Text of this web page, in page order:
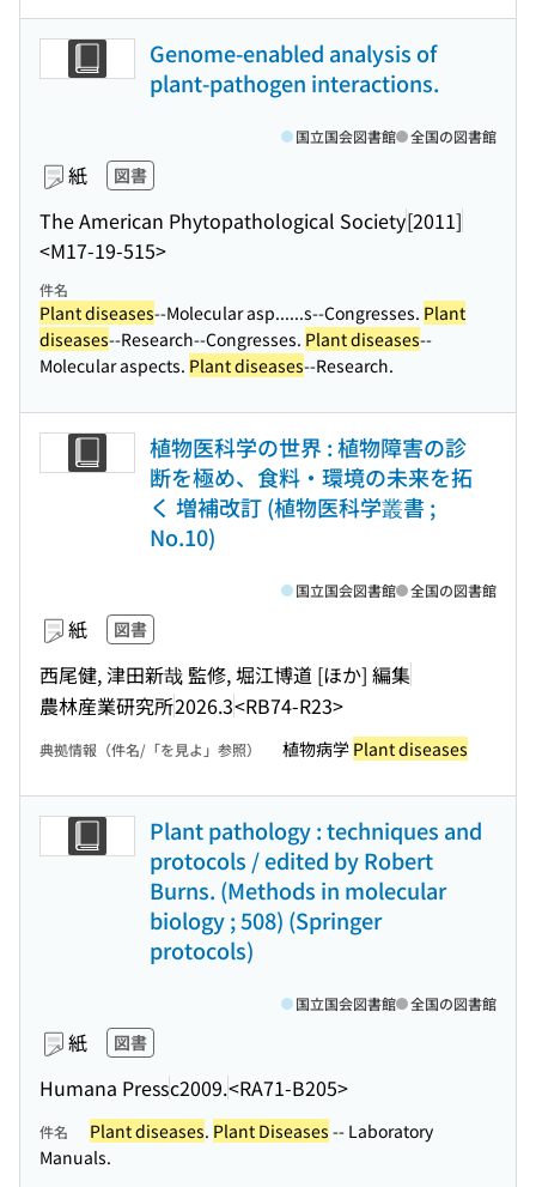
Genome-enabled analysis of
plant-pathogen interactions.
紙 図書
The American Phytopathological Society[2011]
<M17-19-515>
国立国会図書館 全国の図書館
件名
Plant diseases--Molecular asp......s--Congresses. Plant
diseases--Research--Congresses. Plant diseases--
Molecular aspects. Plant diseases--Research.
植物医科学の世界 : 植物障害の診
断を極め、食料・環境の未来を拓
く 増補改訂 (植物医科学叢書 ;
No.10)
紙 図書
西尾健, 津田新哉 監修, 堀江博道 [ほか] 編集
農林産業研究所2026.3<RB74-R23>
国立国会図書館 全国の図書館
典拠情報（件名/「を見よ」参照） 植物病学 Plant diseases
Plant pathology : techniques and
protocols / edited by Robert
Burns. (Methods in molecular
biology ; 508) (Springer
protocols)
紙 図書
Humana Pressc2009.<RA71-B205>
国立国会図書館 全国の図書館
件名 Plant diseases. Plant Diseases -- Laboratory
Manuals.